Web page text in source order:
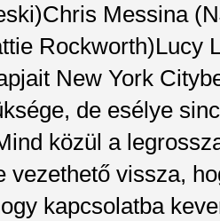
Messina
Rockworth)Lucy
New York
de esélye
közül a
vezethető vissza,
kapcsolatba